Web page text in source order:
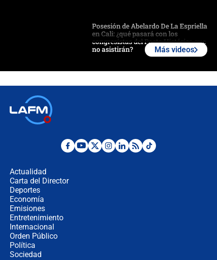
Posesión de Abelardo De La Espriella
en Cali: ¿qué pasará con los
congresistas del Pacto Histórico que
no asistirán?
¿Por qué De la Espriella gobernará
Más videos
Actualidad
Carta del Director
Deportes
Economía
Emisiones
Entretenimiento
Internacional
Orden Público
Política
Sociedad